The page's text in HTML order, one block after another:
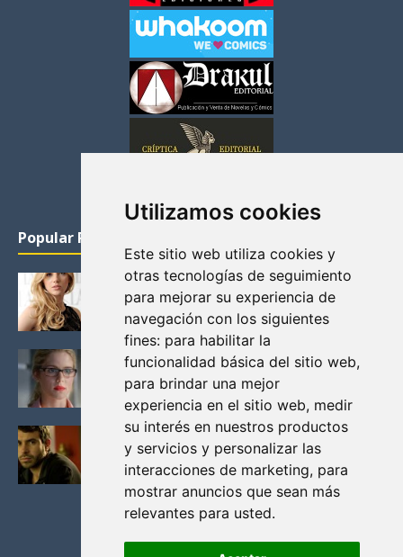
Utilizamos cookies
Este sitio web utiliza cookies y
otras tecnologías de seguimiento
para mejorar su experiencia de
navegación con los siguientes
fines: para habilitar la
funcionalidad básica del sitio web,
para brindar una mejor
experiencia en el sitio web, medir
su interés en nuestros productos
y servicios y personalizar las
interacciones de marketing, para
mostrar anuncios que sean más
relevantes para usted.
Popular Posts
KATHERYN WINNICK: LA ACTRIZ MAS GUAPA DE
VIKINGOS
Junio 14, 2013
FELICITY (EMILY BETT RICKARDS), LAS FOTOS
MAS BONITAS DE LA ALIADA DE ARROW
Noviembre 30, 2013
BLACK MIRROR: TODA TU HISTORIA. EPISODIO 3.
LA CRITICA
Mayo 17, 2012